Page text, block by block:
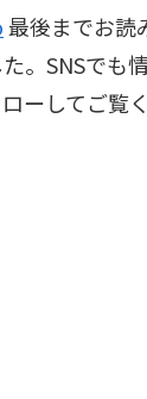
最後までお読
。SNSでも
ーしてご覧